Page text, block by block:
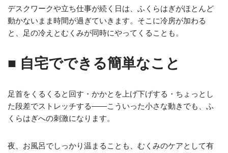
デスクワークや立ち仕事が続く日は、ふくらはぎがほとんど
動かないまま時間が過ぎていきます。そこに冷房が加わる
と、足の冷えとむくみが同時にやってくることも。
■ 自宅でできる簡単なこと
足首をくるくると回す・かかとを上げ下げする・ちょっとし
た段差でストレッチする——こういった小さな動きでも、ふ
くらはぎへの刺激になります。
夜、お風呂でしっかり温まることも、むくみのケアとして有